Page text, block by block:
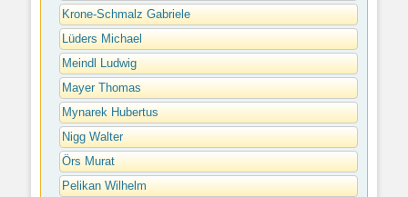
Krone-Schmalz Gabriele
Lüders Michael
Meindl Ludwig
Mayer Thomas
Mynarek Hubertus
Nigg Walter
Örs Murat
Pelikan Wilhelm